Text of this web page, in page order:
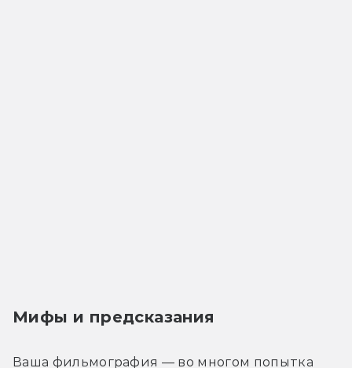
Мифы и предсказания
Ваша фильмография — во многом попытка